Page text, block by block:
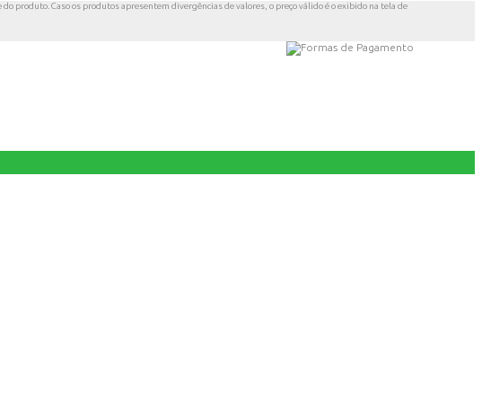
produto. Caso os produtos apresentem divergências de valores, o preço válido é o exibido na tela de